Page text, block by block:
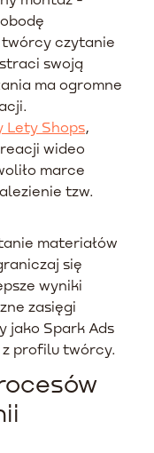
twórcy czytanie
swoją
ma ogromne
Lety Shops,
wideo
marce
tzw.
materiałów
się
wyniki
zasięgi
jako Spark Ads
z profilu twórcy.